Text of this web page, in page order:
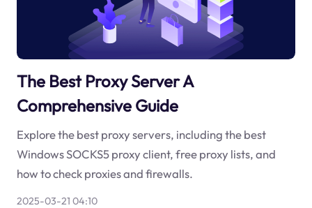
The Best Proxy Server A
Comprehensive Guide
Explore the best proxy servers, including the best
Windows SOCKS5 proxy client, free proxy lists, and
how to check proxies and firewalls.
2025-03-21 04:10